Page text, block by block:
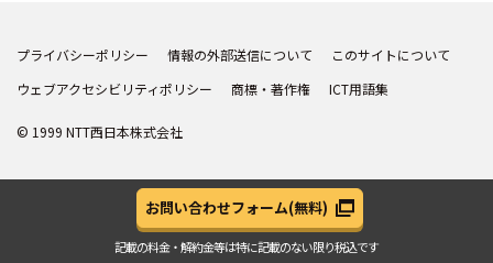
プライバシーポリシー 情報の外部送信について
このサイトについて
ウェブアクセシビリティポリシー
商標・著作権 ICT用語集
© 1999 NTT西日本株式会社
お問い合わせフォーム(無料)
記載の料金・解約金等は特に記載のない限り税込です